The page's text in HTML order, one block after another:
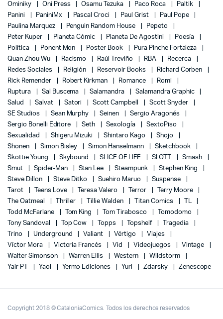
Ominiky
Oni Press Osamu Tezuka Paco Roca
Paltik
Panini
PaniniMx Pascal Croci Paul Grist
Paul Pope
Paulina Marquez
Penguin Random House
Pepeto
Peter Kuper
Planeta Cómic Planeta De Agostini
Poesía
Política
Ponent Mon Poster Book
Pura Pinche Fortaleza
Quan Zhou Wu
Racismo Raúl Treviño RBA
Recerca
Redes Sociales
Religión Reservoir Books
Richard Corben
Rick Remender
Robert Kirkman Romance
Romi
Ruptura
Sal Buscema Salamandra
Salamandra Graphic
Salud
Salvat Satori Scott Campbell
Scott Snyder
SE Studios
Sean Murphy Seinen
Sergio Aragonés
Sergio Bonelli Editore
Seth Sexología
SextoPiso
Sexualidad
Shigeru Mizuki Shintaro Kago
Shojo
Shonen
Simon Bisley Simon Hanselmann
Sketchbook
Skottie Young
Skybound SLICE OF LIFE SLOTT
Smash
Smut
Spider-Man Stan Lee Steampunk
Stephen King
Steve Dillon
Steve Ditko Suehiro Maruo
Suspense
Tarot
Teens Love Teresa Valero Terror
Terry Moore
The Oatmeal
Thriller Tillie Walden Titan Comics
Todd McFarlane
Tom King Tom Tirabosco
Tomodomo
Tony Sandoval
Top Cow Topps Topshelf
Tragedia
Trino
Underground Valiant Vértigo
Viajes
Víctor Mora
Victoria Francés Vid Videojuegos
Vintage
Walter Simonson
Warren Ellis Western
Wildstorm
Yair PT
Yaoi Yermo Ediciones Yuri Zdarsky Zenescope
Copyright 2018 © CataloniaComics. Todos los derechos reservados